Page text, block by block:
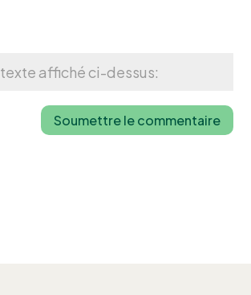
Soumettre le commentaire